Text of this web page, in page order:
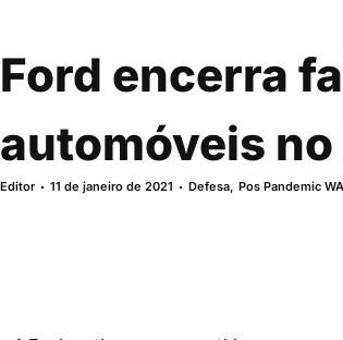
Ford encerra
automóveis no
Editor 11 de janeiro de 2021 Defesa,Pos Pandemic